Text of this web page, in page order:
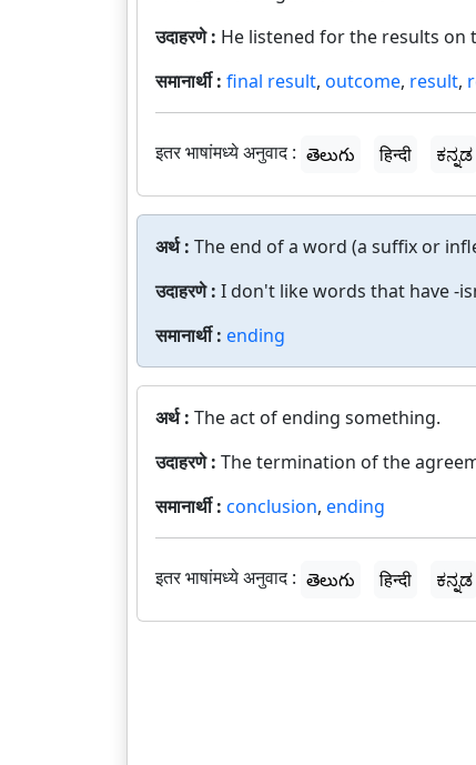
उदाहरणे : He listened for the results on
समानार्थी : final result, outcome, result,
इतर भाषांमध्ये अनुवाद : తెలుగు हिन्दी ಕನ್ನಡ
अर्थ : The end of a word (a suffix or
उदाहरणे : I don't like words that have -
समानार्थी : ending
अर्थ : The act of ending something.
उदाहरणे : The termination of the
समानार्थी : conclusion, ending
इतर भाषांमध्ये अनुवाद : తెలుగు हिन्दी ಕನ್ನಡ